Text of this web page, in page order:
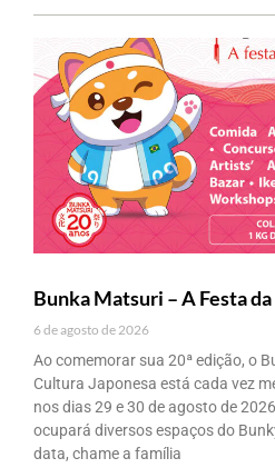
Bunka Matsuri – A Festa
6 de agosto de 2026
Ao comemorar sua 20ª edição, o
Cultura Japonesa está cada vez
nos dias 29 e 30 de agosto de
ocupará diversos espaços do
data, chame a família